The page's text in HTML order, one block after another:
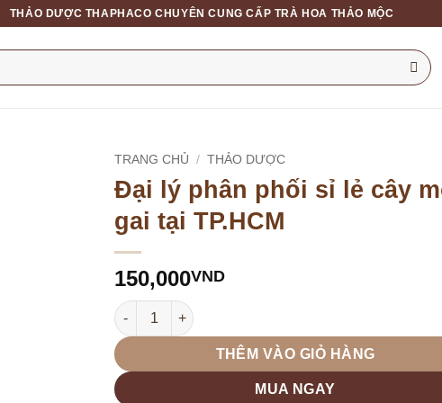
THẢO DƯỢC THAPHACO CHUYÊN CUNG CẤP TRÀ HOA THẢO MỘC
TRANG CHỦ / THẢO DƯỢC
Đại lý phân phối sỉ lẻ cây
gai tại TP.HCM
150,000VND
Đại lý phân phối sỉ lẻ cây móp gai tại TP.HCM số
THÊM VÀO GIỎ HÀNG
MUA NGAY